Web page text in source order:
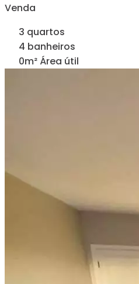
Venda
3 quartos
4 banheiros
0m² Área útil